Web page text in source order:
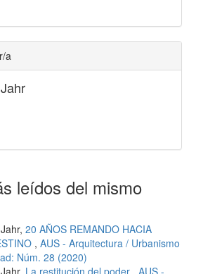
a
leídos del mismo
20 AÑOS REMANDO HACIA
, AUS - Arquitectura / Urbanismo
Núm. 28 (2020)
La restitución del poder AUS -